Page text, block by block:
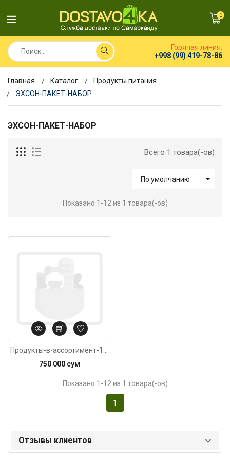
0
Горячая линия:
+998 (99) 419-78-86
Главная Каталог
Продукты питания
ЭХСОН-ПАКЕТ-НАБОР
ЭХСОН-ПАКЕТ-НАБОР
Всего 1 товара(-ов)
По умолчанию 
Показано 1-12 из 1 товара(-ов)
750 000 сум
Показано 1-12 из 1 товара(-ов)
1
Отзывы клиентов